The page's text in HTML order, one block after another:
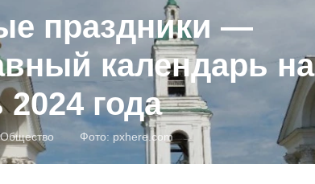
праздники —
календарь на
года
Общество Фото: pxhere.com